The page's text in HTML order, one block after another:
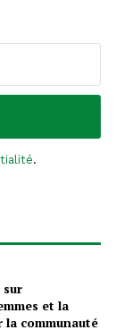
.
sur
et la
communauté